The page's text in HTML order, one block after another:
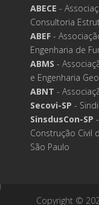
ABECE -
Consultoria
ABEF -
Engenharia de
ABMS -
e Engenharia
ABNT -
Secovi-SP -
SinsdusCon-SP
Construção Civil
São Paulo
Copyright ©